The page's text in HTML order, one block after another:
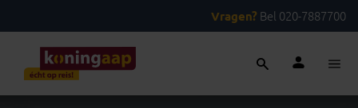
Vragen? Bel 020-7887700